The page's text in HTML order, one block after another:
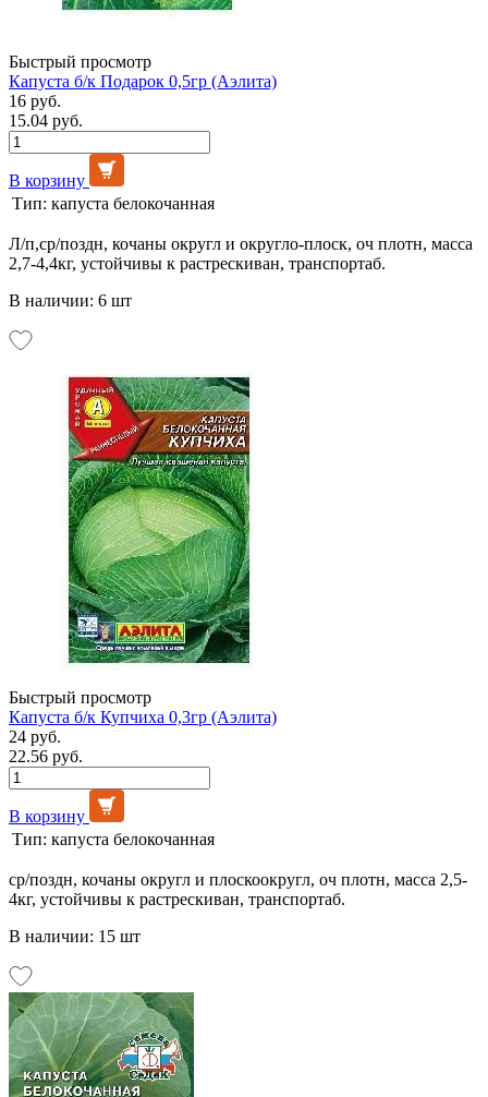
Быстрый просмотр
Капуста б/к Подарок 0,5гр (Аэлита)
16 руб.
15.04 руб.
В корзину
Тип: капуста белокочанная
Л/п,ср/поздн, кочаны округл и округло-плоск, оч плотн, масса
2,7-4,4кг, устойчивы к растрескиван, транспортаб.
В наличии: 6 шт
Быстрый просмотр
Капуста б/к Купчиха 0,3гр (Аэлита)
24 руб.
22.56 руб.
В корзину
Тип: капуста белокочанная
ср/поздн, кочаны округл и плоскоокругл, оч плотн, масса 2,5-
4кг, устойчивы к растрескиван, транспортаб.
В наличии: 15 шт